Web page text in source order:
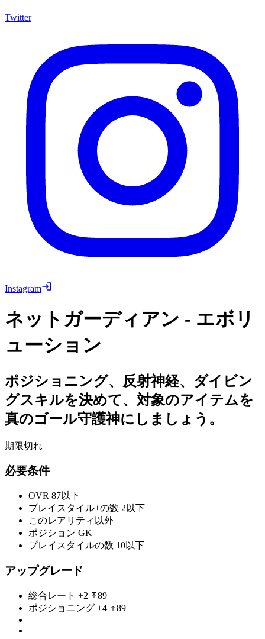
Twitter
Instagram
ネットガーディアン - エボリ
ューション
ポジショニング、反射神経、ダイビン
グスキルを決めて、対象のアイテムを
真のゴール守護神にしましょう。
期限切れ
必要条件
OVR 87以下
プレイスタイル+の数 2以下
このレアリティ以外
ポジション GK
プレイスタイルの数 10以下
アップグレード
総合レート +2
89
ポジショニング +4 89